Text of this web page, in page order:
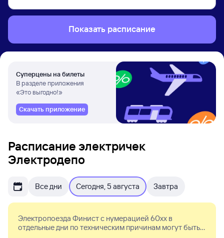
Показать расписание
Суперцены на билеты
В разделе приложения
«Это выгодно!»
Скачать приложение
Расписание электричек
Электродепо
Все дни Сегодня, 5 августа Завтра
Электропоезда Финист с нумерацией 60xx в
отдельные дни по техническим причинам могут быть